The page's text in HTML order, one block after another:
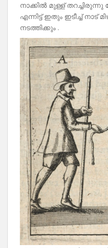
നാക്കിൽ മുള്ള് തറച്ചിരുന്നു
എന്നിട്ട് ഇതും ഇടീച്ച്
നടത്തിക്കും .